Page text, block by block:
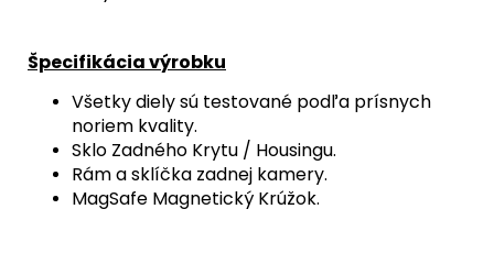
Špecifikácia výrobku
Všetky diely sú testované podľa prísnych
noriem kvality.
Sklo Zadného Krytu / Housingu.
Rám a sklíčka zadnej kamery.
MagSafe Magnetický Krúžok.